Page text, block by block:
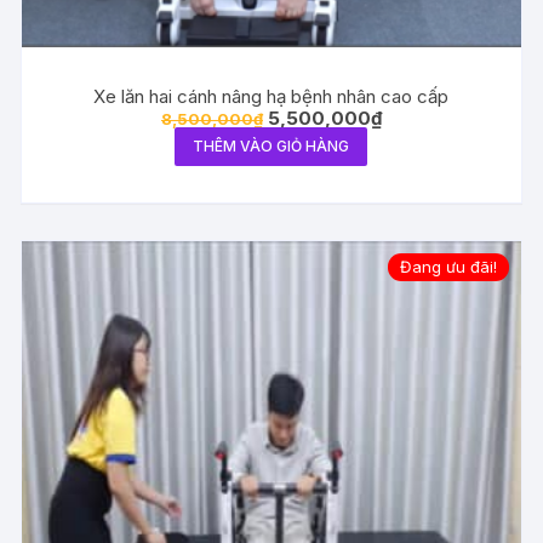
Xe lăn hai cánh nâng hạ bệnh nhân cao cấp
8,500,000₫ Giá
gốc
là:
8,500,000₫.
5,500,000₫Giá
hiện
THÊM VÀO GIỎ HÀNG
Đang ưu đãi!